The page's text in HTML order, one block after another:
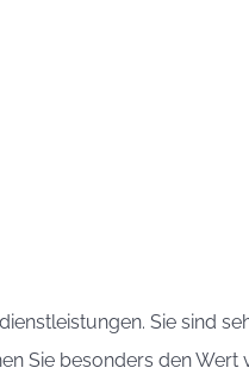
Sie sind
Sie besonders den Wert